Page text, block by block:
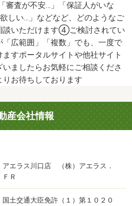
査が不安…」「保証人がいな
しい…」などなど、どのようなご
談いただけます④ご検討されてい
広範囲」「複数」でも、一度で
すポータルサイトや他社サイト
ましたらお気軽にご相談くださ
お待ちしております
産会社情報
アエラス川口店 （株）アエラス．
ＦＲ
国土交通大臣免許（１）第１０２０